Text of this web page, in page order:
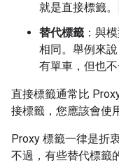
就是直接標籤。
替代標籤 ：與
相同。舉例來
有單車，但也不
直接標籤通常比
接標籤，您應該會使
Proxy 標籤一律是折
不過，有些替代標籤